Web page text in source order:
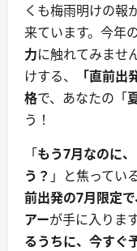
くも梅雨明けの報
来ています。今年
力に触れてみませ
けする、
「直前
格で、あなたの「
う！
「もう7月なのに
う？ 」と焦ってい
前出発の7月限定
アーが手に入りま
るうちに、今すぐ